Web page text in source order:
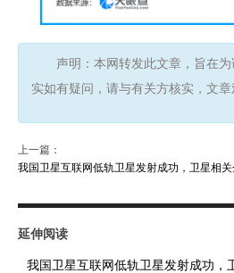
声明：本网转发此文章，旨在
实如有疑问，请与有关方核实，文
上一篇：
我国卫星互联网低轨卫星发射成功，卫星相
延伸阅读
我国卫星互联网低轨卫星发射成功，